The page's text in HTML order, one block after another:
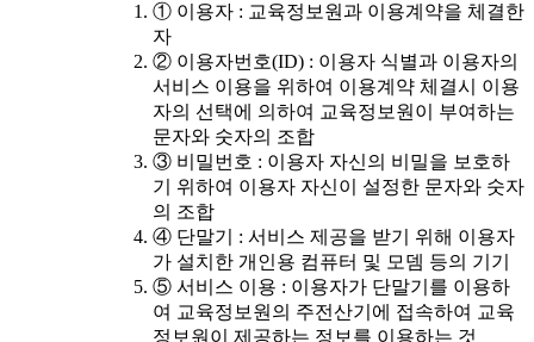
① 이용자 : 교육정보원과 이용계약을 체결한
자
② 이용자번호(ID) : 이용자 식별과 이용자의
서비스 이용을 위하여 이용계약 체결시 이용
자의 선택에 의하여 교육정보원이 부여하는
문자와 숫자의 조합
③ 비밀번호 : 이용자 자신의 비밀을 보호하
기 위하여 이용자 자신이 설정한 문자와 숫자
의 조합
④ 단말기 : 서비스 제공을 받기 위해 이용자
가 설치한 개인용 컴퓨터 및 모뎀 등의 기기
⑤ 서비스 이용 : 이용자가 단말기를 이용하
여 교육정보원의 주전산기에 접속하여 교육
정보원이 제공하는 정보를 이용하는 것